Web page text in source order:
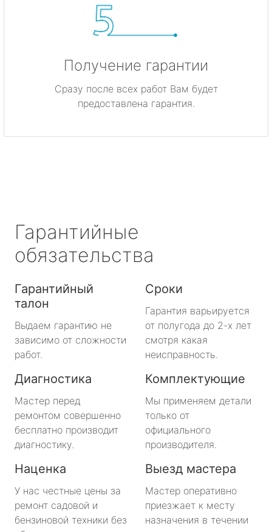
Получение гарантии
Сразу после всех работ Вам будет
предоставлена гарантия.
Гарантийные
обязательства
Гарантийный
талон
Выдаем гарантию не
зависимо от сложности
работ.
Сроки
Гарантия варьируется
от полугода до 2-х лет
смотря какая
неисправность.
Диагностика
Мастер перед
ремонтом совершенно
бесплатно производит
диагностику.
Комплектующие
Мы применяем детали
только от
официального
производителя.
Наценка
У нас честные цены за
ремонт садовой и
бензиновой техники без
Выезд мастера
Мастер оперативно
приезжает к месту
назначения в течении